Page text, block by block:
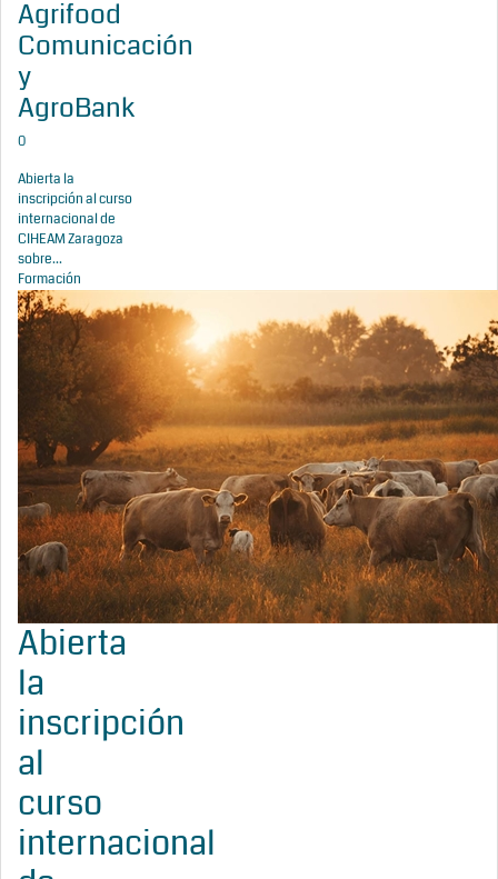
Agrifood
Comunicación
y
AgroBank
0
Abierta la
inscripción al curso
internacional de
CIHEAM Zaragoza
sobre...
Formación
Abierta
la
inscripción
al
curso
internacional